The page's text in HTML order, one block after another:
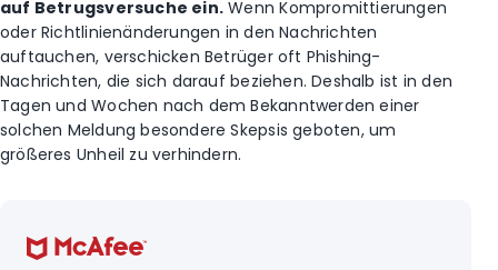
auf Betrugsversuche ein. Wenn Kompromittierungen
oder Richtlinienänderungen in den Nachrichten
auftauchen, verschicken Betrüger oft Phishing-
Nachrichten, die sich darauf beziehen. Deshalb ist in den
Tagen und Wochen nach dem Bekanntwerden einer
solchen Meldung besondere Skepsis geboten, um
größeres Unheil zu verhindern.